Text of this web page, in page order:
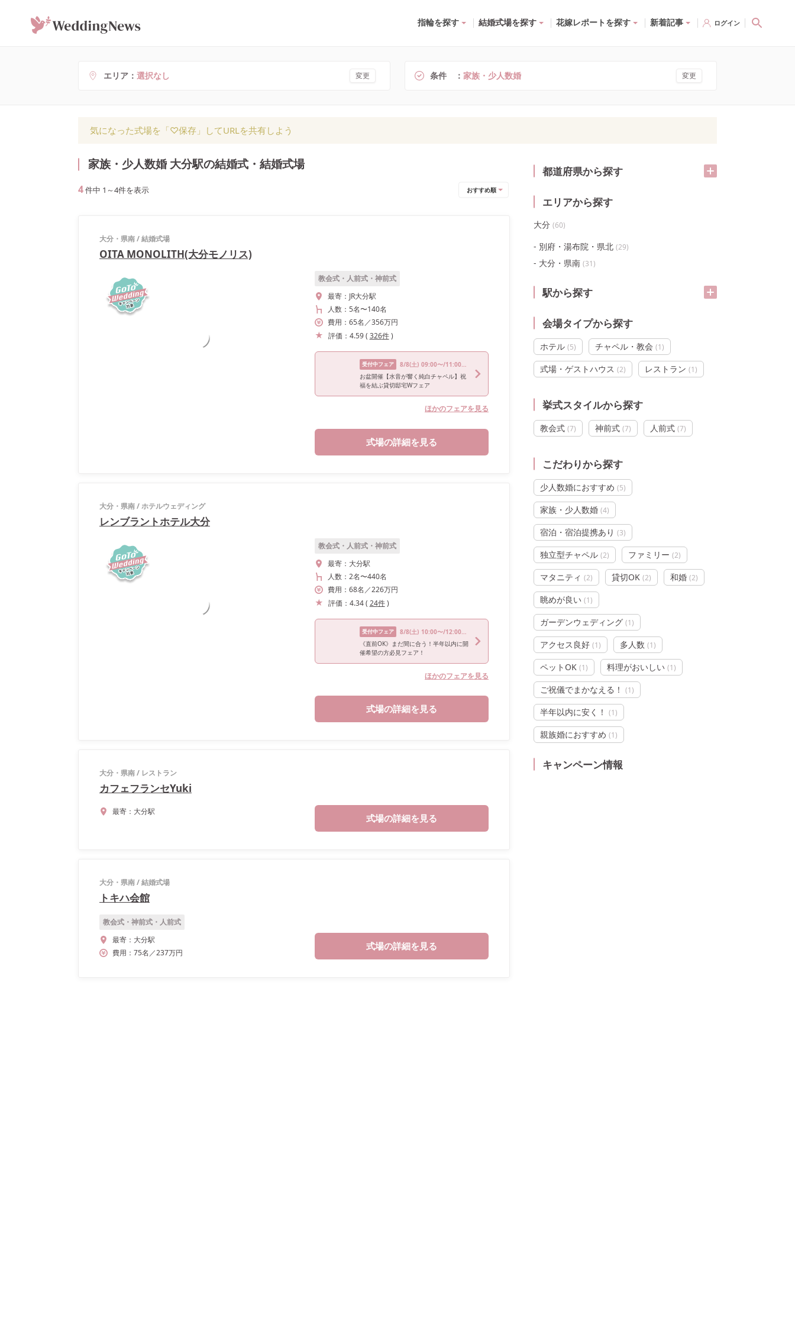
指輪を探す 結婚式場を探す 花嫁レポートを探す 新着記事 ログイン
エリア 選択なし 変更 条件 家族・少人数婚 変更
気になった式場を「♡保存」してURLを共有しよう
都道府県から探す
エリアから探す
大分 (60)
別府・湯布院・県北 (29)
大分・県南 (31)
駅から探す
会場タイプから探す
ホテル (5) チャペル・教会 (1)
式場・ゲストハウス (2) レストラン (1)
挙式スタイルから探す
教会式 (7) 神前式 (7) 人前式 (7)
こだわりから探す
少人数婚におすすめ (5)
家族・少人数婚 (4)
宿泊・宿泊提携あり (3)
独立型チャペル (2) ファミリー (2)
マタニティ (2) 貸切OK (2) 和婚 (2)
眺めが良い (1)
ガーデンウェディング (1)
アクセス良好 (1) 多人数 (1)
ペットOK (1) 料理がおいしい (1)
ご祝儀でまかなえる！ (1)
半年以内に安く！ (1)
親族婚におすすめ (1)
キャンペーン情報
家族・少人数婚 大分駅の結婚式・結婚式場
4件中 1 ～4件を表示 おすすめ順
大分・県南/結婚式場
OITA MONOLITH(大分モノリス)
教会式・人前式・神前式
最寄： JR大分駅
人数： 5名〜140名
費用： 65名 ／356万円
評価： 4.59( 326件)
受付中フェア 8/8(土) 09:00〜/11:00〜/13:00〜/16:00〜/18:00〜
お盆開催【水音が響く純白チャペル】祝
福を結ぶ貸切邸宅Wフェア
ほかのフェアを見る
式場の詳細を見る
大分・県南/ホテルウェディング
レンブラントホテル大分
教会式・人前式・神前式
最寄： 大分駅
人数： 2名〜440名
費用： 68名 ／226万円
評価： 4.34( 24件)
受付中フェア 8/8(土) 10:00〜/12:00〜/14:00〜/16:00〜
《直前OK》まだ間に合う！半年以内に開
催希望の方必見フェア！
ほかのフェアを見る
式場の詳細を見る
大分・県南/ レストラン
カフェフランセYuki
最寄： 大分駅
式場の詳細を見る
大分・県南/結婚式場
トキハ会館
教会式・神前式・人前式
最寄： 大分駅
費用： 75名／237万円
式場の詳細を見る